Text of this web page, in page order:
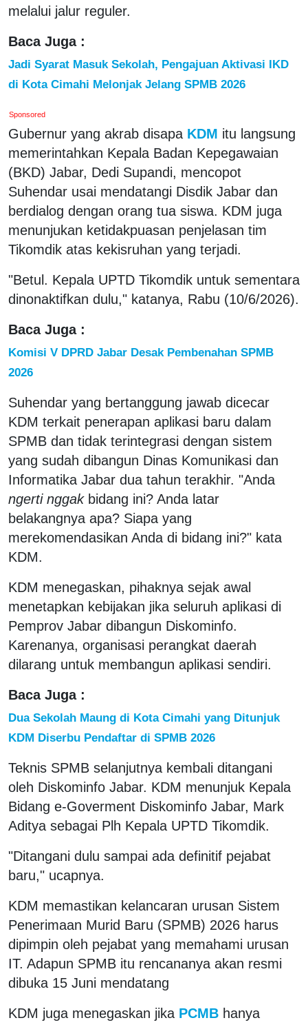
melalui jalur reguler.
Baca Juga :
Jadi Syarat Masuk Sekolah, Pengajuan Aktivasi IKD
di Kota Cimahi Melonjak Jelang SPMB 2026
Sponsored
Gubernur yang akrab disapa KDM itu langsung
memerintahkan Kepala Badan Kepegawaian
(BKD) Jabar, Dedi Supandi, mencopot
Suhendar usai mendatangi Disdik Jabar dan
berdialog dengan orang tua siswa. KDM juga
menunjukan ketidakpuasan penjelasan tim
Tikomdik atas kekisruhan yang terjadi.
"Betul. Kepala UPTD Tikomdik untuk sementara
dinonaktifkan dulu," katanya, Rabu (10/6/2026).
Baca Juga :
Komisi V DPRD Jabar Desak Pembenahan SPMB
2026
Suhendar yang bertanggung jawab dicecar
KDM terkait penerapan aplikasi baru dalam
SPMB dan tidak terintegrasi dengan sistem
yang sudah dibangun Dinas Komunikasi dan
Informatika Jabar dua tahun terakhir. "Anda
ngerti nggakbidang ini? Anda latar
belakangnya apa? Siapa yang
merekomendasikan Anda di bidang ini?" kata
KDM.
KDM menegaskan, pihaknya sejak awal
menetapkan kebijakan jika seluruh aplikasi di
Pemprov Jabar dibangun Diskominfo.
Karenanya, organisasi perangkat daerah
dilarang untuk membangun aplikasi sendiri.
Baca Juga :
Dua Sekolah Maung di Kota Cimahi yang Ditunjuk
KDM Diserbu Pendaftar di SPMB 2026
Teknis SPMB selanjutnya kembali ditangani
oleh Diskominfo Jabar. KDM menunjuk Kepala
Bidang e-Goverment Diskominfo Jabar, Mark
Aditya sebagai Plh Kepala UPTD Tikomdik.
"Ditangani dulu sampai ada definitif pejabat
baru," ucapnya.
KDM memastikan kelancaran urusan Sistem
Penerimaan Murid Baru (SPMB) 2026 harus
dipimpin oleh pejabat yang memahami urusan
IT. Adapun SPMB itu rencananya akan resmi
dibuka 15 Juni mendatang
KDM juga menegaskan jika PCMB hanya